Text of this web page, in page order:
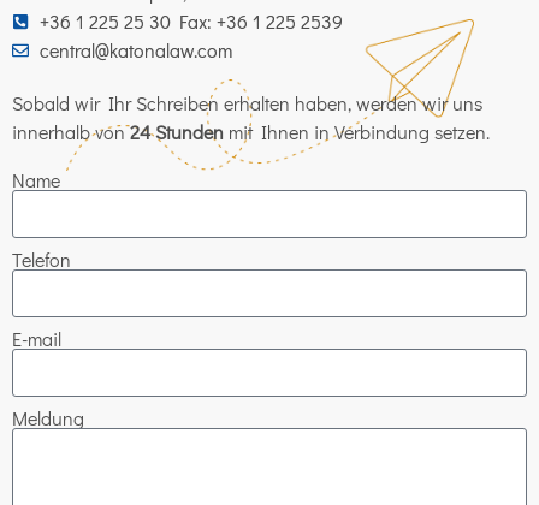
+36 1 225 25 30 Fax: +36 1 225 2539
central@katonalaw.com
Sobald wir Ihr Schreiben erhalten haben, werden wir uns
innerhalb von24 Stunden mit Ihnen in Verbindung setzen.
Name
Telefon
E-mail
Meldung